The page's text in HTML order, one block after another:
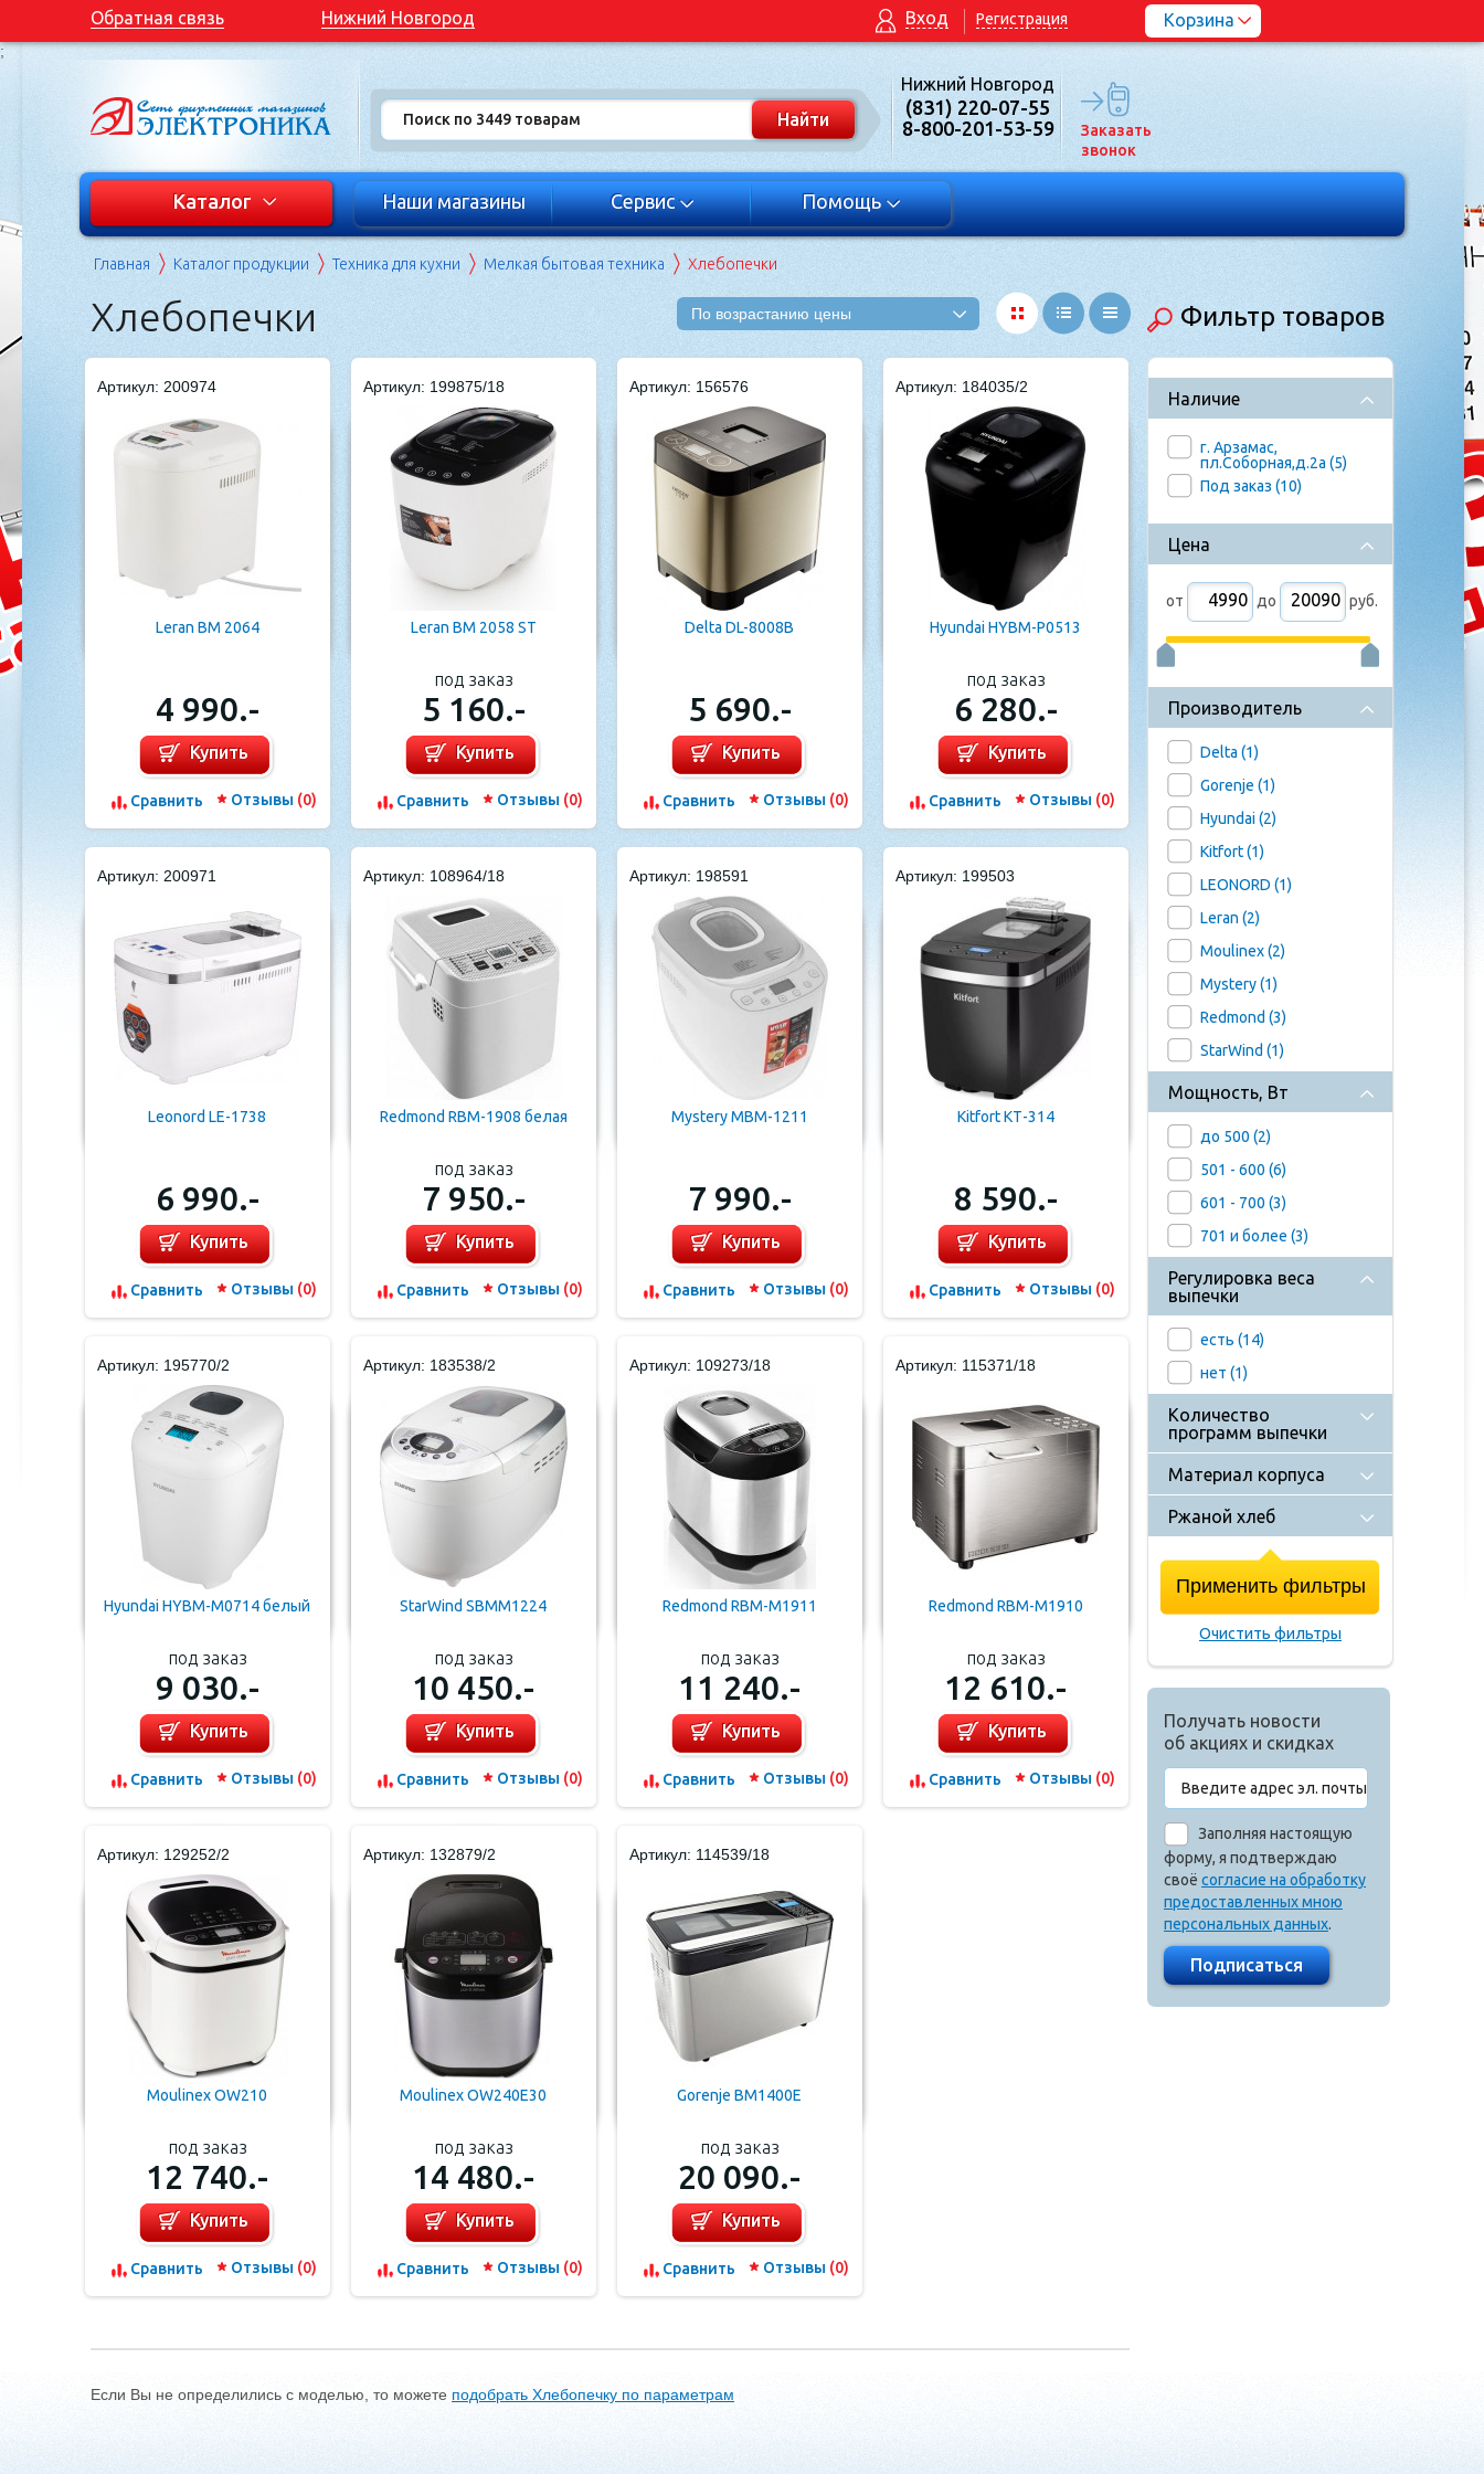
Обратная связь Нижний Новгород Корзина
Вход
Регистрация
;
Нижний Новгород
(831) 220-07-55
8-800-201-53-59
Заказать
звонок
Каталог Наши магазины Сервис Помощь
Главная Каталог продукции Техника для кухни Мелкая бытовая техника Хлебопечки
Хлебопечки По возрастанию цены
Артикул: 200974
Leran BM 2064
4 990.-
Купить
Cравнить Отзывы (0)
Артикул: 199875/18
Leran BM 2058 ST
под заказ
5 160.-
Купить
Cравнить Отзывы (0)
Артикул: 156576
Delta DL-8008B
5 690.-
Купить
Cравнить Отзывы (0)
Артикул: 184035/2
Hyundai HYBM-P0513
под заказ
6 280.-
Купить
Cравнить Отзывы (0)
Артикул: 200971
Leonord LE-1738
6 990.-
Купить
Cравнить Отзывы (0)
Артикул: 108964/18
Redmond RBM-1908 белая
под заказ
7 950.-
Купить
Cравнить Отзывы (0)
Артикул: 198591
Mystery MBM-1211
7 990.-
Купить
Cравнить Отзывы (0)
Артикул: 199503
Kitfort КТ-314
8 590.-
Купить
Cравнить Отзывы (0)
Артикул: 195770/2
Hyundai HYBM-M0714 белый
под заказ
9 030.-
Купить
Cравнить Отзывы (0)
Артикул: 183538/2
StarWind SBMM1224
под заказ
10 450.-
Купить
Cравнить Отзывы (0)
Артикул: 109273/18
Redmond RBM-M1911
под заказ
11 240.-
Купить
Cравнить Отзывы (0)
Артикул: 115371/18
Redmond RBM-M1910
под заказ
12 610.-
Купить
Cравнить Отзывы (0)
Артикул: 129252/2
Moulinex OW210
под заказ
12 740.-
Купить
Cравнить Отзывы (0)
Артикул: 132879/2
Moulinex OW240E30
под заказ
14 480.-
Купить
Cравнить Отзывы (0)
Артикул: 114539/18
Gorenje BM1400E
под заказ
20 090.-
Купить
Cравнить Отзывы (0)
Если Вы не определились с моделью, то можете подобрать Хлебопечку по параметрам
Фильтр товаров
Выбрано15 моделей
Показать
Наличие
г. Арзамас,
пл.Соборная,д.2а (5)
Под заказ (10)
Цена
от до руб.
Производитель
Delta (1)
Gorenje (1)
Hyundai (2)
Kitfort (1)
LEONORD (1)
Leran (2)
Moulinex (2)
Mystery (1)
Redmond (3)
StarWind (1)
Мощность, Вт
до 500 (2)
501 - 600 (6)
601 - 700 (3)
701 и более (3)
Регулировка веса
выпечки
есть (14)
нет (1)
Количество
программ выпечки
Материал корпуса
Ржаной хлеб
Очистить фильтры
Получать новости
об акциях и скидках
Заполняя настоящую
форму, я подтверждаю
своё согласие на обработку
предоставленных мною
персональных данных.